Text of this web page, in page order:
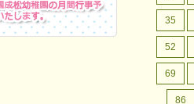
35
52
69
86